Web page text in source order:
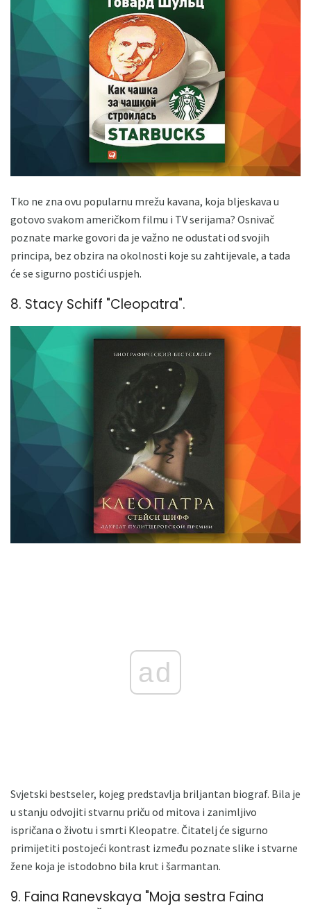
Tko ne zna ovu popularnu mrežu kavana, koja bljeskava u
gotovo svakom američkom filmu i TV serijama? Osnivač
poznate marke govori da je važno ne odustati od svojih
principa, bez obzira na okolnosti koje su zahtijevale, a tada
će se sigurno postići uspjeh.
8. Stacy Schiff "Cleopatra".
ad
Svjetski bestseler, kojeg predstavlja briljantan biograf. Bila je
u stanju odvojiti stvarnu priču od mitova i zanimljivo
ispričana o životu i smrti Kleopatre. Čitatelj će sigurno
primijetiti postojeći kontrast između poznate slike i stvarne
žene koja je istodobno bila krut i šarmantan.
9. Faina Ranevskaya "Moja sestra Faina